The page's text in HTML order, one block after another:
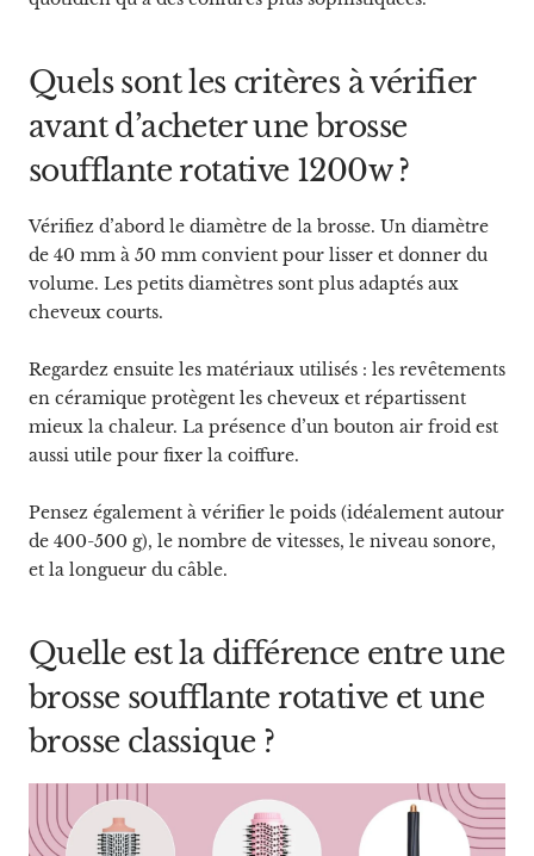
Quels sont les critères à vérifier
avant d’acheter une brosse
soufflante rotative 1200w ?
Vérifiez d’abord le diamètre de la brosse. Un diamètre
de 40 mm à 50 mm convient pour lisser et donner du
volume. Les petits diamètres sont plus adaptés aux
cheveux courts.
Regardez ensuite les matériaux utilisés : les revêtements
en céramique protègent les cheveux et répartissent
mieux la chaleur. La présence d’un bouton air froid est
aussi utile pour fixer la coiffure.
Pensez également à vérifier le poids (idéalement autour
de 400-500 g), le nombre de vitesses, le niveau sonore,
et la longueur du câble.
Quelle est la différence entre une
brosse soufflante rotative et une
brosse classique ?